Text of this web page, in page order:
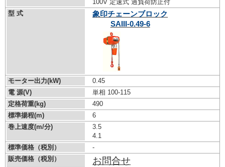
100V 定速式 過負荷防止付
型 式
象印チェーンブロック
SAIII-0.49-6
モーター出力(kW)
0.45
電 源(V)
単相 100-115
定格荷重(kg)
490
標準揚程(m)
6
巻上速度(m/分)
3.5
4.1
標準価格（税別）
-
販売価格（税別）
お問合せ